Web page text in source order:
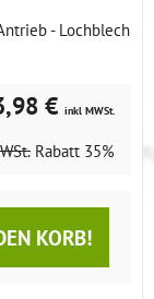
- Lochblech
€ inkl MWSt.
Rabatt 35%
KORB!